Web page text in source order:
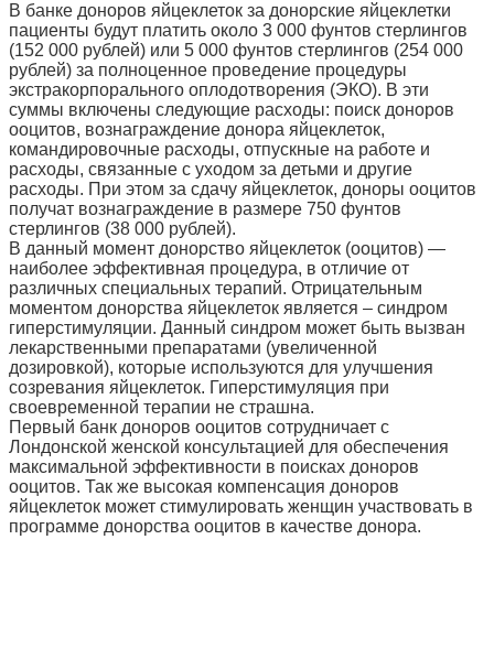
В банке доноров яйцеклеток за донорские яйцеклетки
пациенты будут платить около 3 000 фунтов стерлингов
(152 000 рублей) или 5 000 фунтов стерлингов (254 000
рублей) за полноценное проведение процедуры
экстракорпорального оплодотворения (ЭКО). В эти
суммы включены следующие расходы: поиск доноров
ооцитов, вознаграждение донора яйцеклеток,
командировочные расходы, отпускные на работе и
расходы, связанные с уходом за детьми и другие
расходы. При этом за сдачу яйцеклеток, доноры ооцитов
получат вознаграждение в размере 750 фунтов
стерлингов (38 000 рублей).
В данный момент донорство яйцеклеток (ооцитов) —
наиболее эффективная процедура, в отличие от
различных специальных терапий. Отрицательным
моментом донорства яйцеклеток является – синдром
гиперстимуляции. Данный синдром может быть вызван
лекарственными препаратами (увеличенной
дозировкой), которые используются для улучшения
созревания яйцеклеток. Гиперстимуляция при
своевременной терапии не страшна.
Первый банк доноров ооцитов сотрудничает с
Лондонской женской консультацией для обеспечения
максимальной эффективности в поисках доноров
ооцитов. Так же высокая компенсация доноров
яйцеклеток может стимулировать женщин участвовать в
программе донорства ооцитов в качестве донора.